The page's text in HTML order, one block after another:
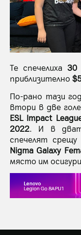
Те спечелиха 30
приблизително
По-рано тази
втори в две
ESL Impact
2022. И в
спечелят
Nigma Galaxy
място им осигури